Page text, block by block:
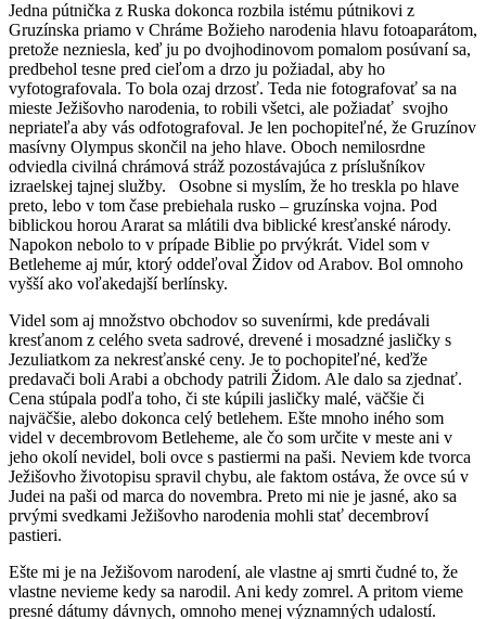
Jedna pútnička z Ruska dokonca rozbila istému pútnikovi z
Gruzínska priamo v Chráme Božieho narodenia hlavu fotoaparátom,
pretože nezniesla, keď ju po dvojhodinovom pomalom posúvaní sa,
predbehol tesne pred cieľom a drzo ju požiadal, aby ho
vyfotografovala. To bola ozaj drzosť. Teda nie fotografovať sa na
mieste Ježišovho narodenia, to robili všetci, ale požiadať svojho
nepriateľa aby vás odfotografoval. Je len pochopiteľné, že Gruzínov
masívny Olympus skončil na jeho hlave. Oboch nemilosrdne
odviedla civilná chrámová stráž pozostávajúca z príslušníkov
izraelskej tajnej služby. Osobne si myslím, že ho treskla po hlave
preto, lebo v tom čase prebiehala rusko – gruzínska vojna. Pod
biblickou horou Ararat sa mlátili dva biblické kresťanské národy.
Napokon nebolo to v prípade Biblie po prvýkrát. Videl som v
Betleheme aj múr, ktorý oddeľoval Židov od Arabov. Bol omnoho
vyšší ako voľakedajší berlínsky.
Videl som aj množstvo obchodov so suvenírmi, kde predávali
kresťanom z celého sveta sadrové, drevené i mosadzné jasličky s
Jezuliatkom za nekresťanské ceny. Je to pochopiteľné, keďže
predavači boli Arabi a obchody patrili Židom. Ale dalo sa zjednať.
Cena stúpala podľa toho, či ste kúpili jasličky malé, väčšie či
najväčšie, alebo dokonca celý betlehem. Ešte mnoho iného som
videl v decembrovom Betleheme, ale čo som určite v meste ani v
jeho okolí nevidel, boli ovce s pastiermi na paši. Neviem kde tvorca
Ježišovho životopisu spravil chybu, ale faktom ostáva, že ovce sú v
Judei na paši od marca do novembra. Preto mi nie je jasné, ako sa
prvými svedkami Ježišovho narodenia mohli stať decembroví
pastieri.
Ešte mi je na Ježišovom narodení, ale vlastne aj smrti čudné to, že
vlastne nevieme kedy sa narodil. Ani kedy zomrel. A pritom vieme
presné dátumy dávnych, omnoho menej významných udalostí.